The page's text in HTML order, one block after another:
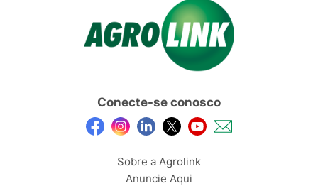
Conecte-se conosco
Sobre a Agrolink
Anuncie Aqui